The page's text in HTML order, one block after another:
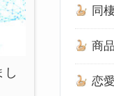
し
同
商
恋愛